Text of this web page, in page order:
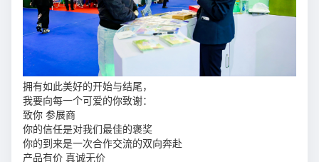
拥有如此美好的开始与结尾，
我要向每一个可爱的你致谢：
致你 参展商
你的信任是对我们最佳的褒奖
你的到来是一次合作交流的双向奔赴
产品有价 真诚无价